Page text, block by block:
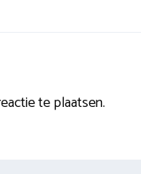
te plaatsen.